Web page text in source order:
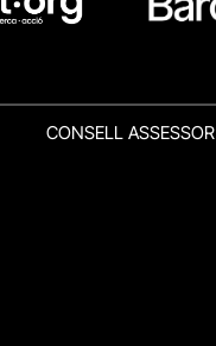
CONSELL ASSESSOR